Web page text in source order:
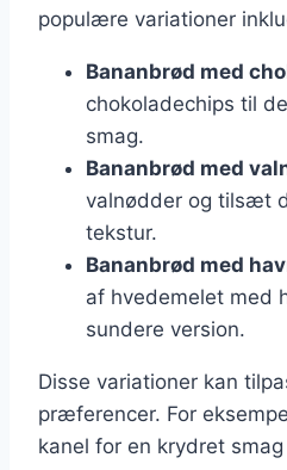
populære variationer
Bananbrød med
chokoladechips til
smag.
Bananbrød med
valnødder og tilsæt
tekstur.
Bananbrød med
af hvedemelet med
sundere version.
Disse variationer kan
præferencer. For
kanel for en krydret